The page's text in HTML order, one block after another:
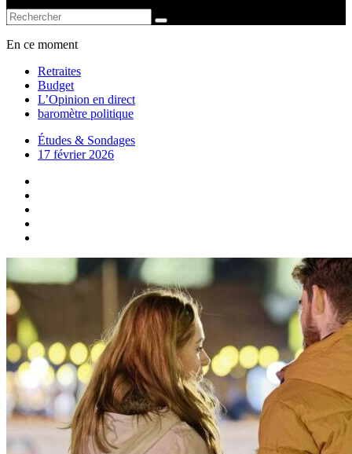
En ce moment
Retraites
Budget
L’Opinion en direct
baromètre politique
Études & Sondages
17 février 2026